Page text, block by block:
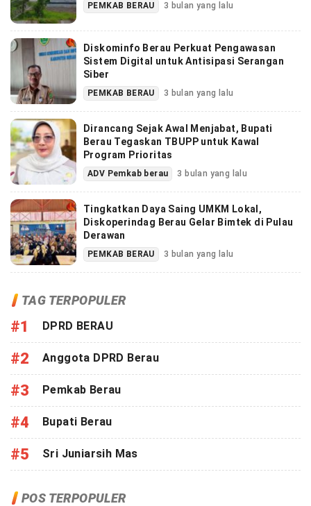
PEMKAB BERAU 3 bulan yang lalu
Diskominfo Berau Perkuat Pengawasan
Sistem Digital untuk Antisipasi Serangan
Siber
PEMKAB BERAU 3 bulan yang lalu
Dirancang Sejak Awal Menjabat, Bupati
Berau Tegaskan TBUPP untuk Kawal
Program Prioritas
ADV Pemkab berau 3 bulan yang lalu
Tingkatkan Daya Saing UMKM Lokal,
Diskoperindag Berau Gelar Bimtek di Pulau
Derawan
PEMKAB BERAU 3 bulan yang lalu
TAG TERPOPULER
#1 DPRD BERAU
#2 Anggota DPRD Berau
#3 Pemkab Berau
#4 Bupati Berau
#5 Sri Juniarsih Mas
POS TERPOPULER